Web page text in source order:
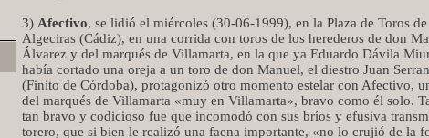
3) Afectivo, se lidió el miércoles (30-06-1999), en la Plaza de Toros de
Algeciras (Cádiz), en una corrida con toros de los herederos de don
Álvarez y del marqués de Villamarta, en la que ya Eduardo Dávila
había cortado una oreja a un toro de don Manuel, el diestro Juan
(Finito de Córdoba), protagonizó otro momento estelar con Afectivo,
del marqués de Villamarta «muy en Villamarta», bravo como él solo.
tan bravo y codicioso fue que incomodó con sus bríos y efusiva
torero, que si bien le realizó una faena importante, «no lo crujió de la